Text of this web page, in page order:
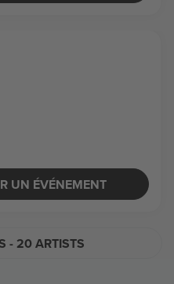
UN ÉVÉNEMENT
- 20 ARTISTS